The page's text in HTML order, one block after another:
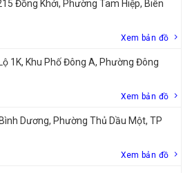
Đồng Khởi, Phường Tam Hiệp, Biên
Xem bản đồ
1K, Khu Phố Đông A, Phường Đông
Xem bản đồ
Dương, Phường Thủ Dầu Một, TP
Xem bản đồ